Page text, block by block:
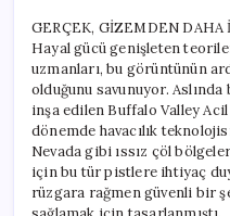
GERÇEK, GİZEMDEN DAHA
Hayal gücü genişleten
uzmanları, bu görüntünün
olduğunu savunuyor. Aslında
inşa edilen Buffalo Valley Acil
dönemde havacılık
Nevada gibi ıssız çöl
için bu tür pistlere ihtiyaç
rüzgara rağmen güvenli bir